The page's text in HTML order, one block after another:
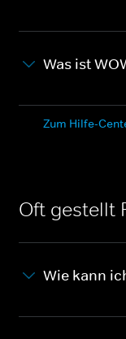
Was ist
Zum Hilfe-
Oft gestellt
Wie kann